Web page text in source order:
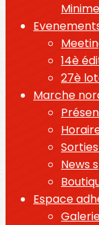
14è
27è
Marche
News
Espace